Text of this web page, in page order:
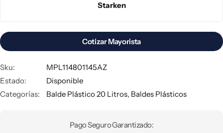
Starken
Cotizar Mayorista
Sku:
MPL114801145AZ
Estado:
Disponible
Categorías:
Balde Plástico 20 Litros, Baldes Plásticos
Pago Seguro Garantizado: